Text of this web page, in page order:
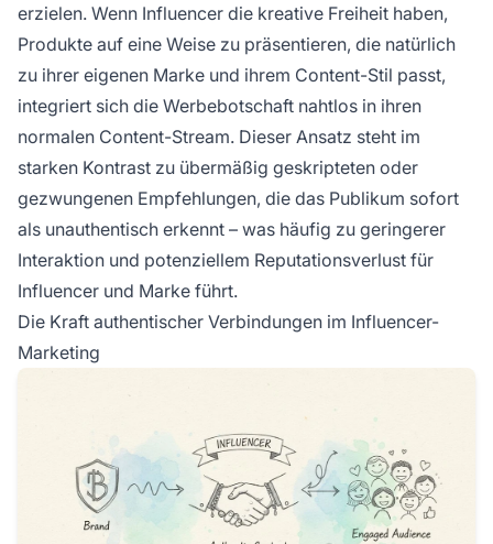
erzielen. Wenn Influencer die kreative Freiheit haben,
Produkte auf eine Weise zu präsentieren, die natürlich
zu ihrer eigenen Marke und ihrem Content-Stil passt,
integriert sich die Werbebotschaft nahtlos in ihren
normalen Content-Stream. Dieser Ansatz steht im
starken Kontrast zu übermäßig geskripteten oder
gezwungenen Empfehlungen, die das Publikum sofort
als unauthentisch erkennt – was häufig zu geringerer
Interaktion und potenziellem Reputationsverlust für
Influencer und Marke führt.
Die Kraft authentischer Verbindungen im Influencer-
Marketing